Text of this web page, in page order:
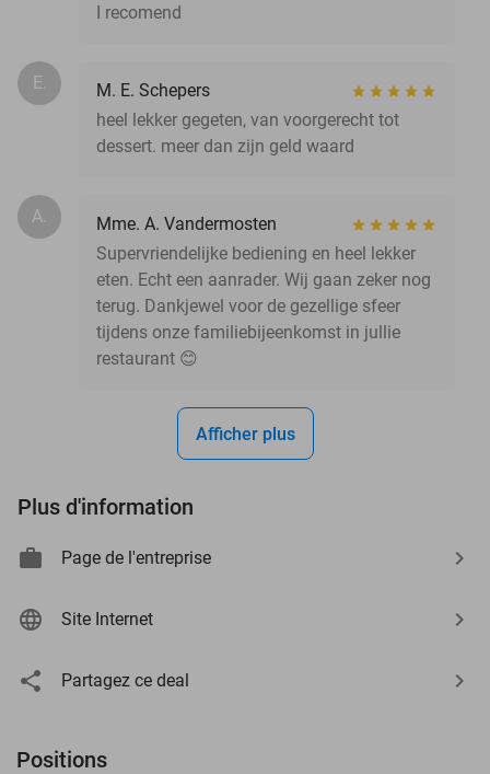
I recomend
E.
M. E. Schepers
heel lekker gegeten, van voorgerecht tot
dessert. meer dan zijn geld waard
A.
Mme. A. Vandermosten
Supervriendelijke bediening en heel lekker
eten. Echt een aanrader. Wij gaan zeker nog
terug. Dankjewel voor de gezellige sfeer
tijdens onze familiebijeenkomst in jullie
restaurant 😊
Afficher plus
Plus d'information
Page de l'entreprise
Site Internet
Partagez ce deal
Positions